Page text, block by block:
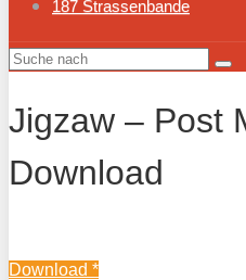
187 Strassenbande
Jigzaw – Post
Download
Download *